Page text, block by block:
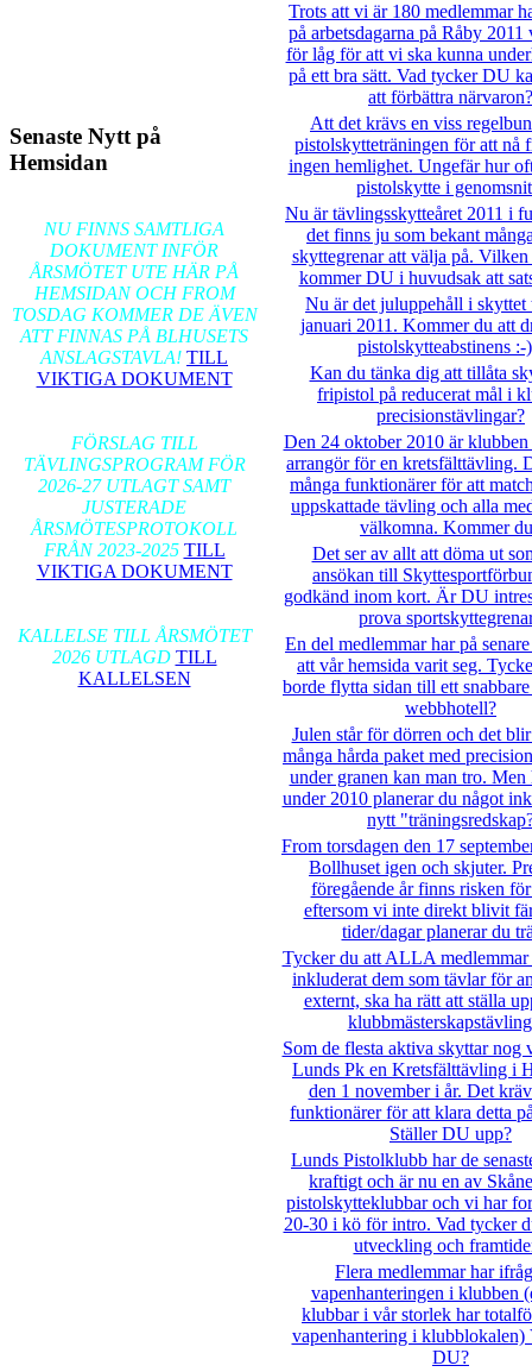
Senaste Nytt på
Hemsidan
NU FINNS SAMTLIGA
DOKUMENT INFÖR
ÅRSMÖTET UTE HÄR PÅ
HEMSIDAN OCH FROM
TOSDAG KOMMER DE ÄVEN
ATT FINNAS PÅ BLHUSETS
ANSLAGSTAVLA! TILL
VIKTIGA DOKUMENT
FÖRSLAG TILL
TÄVLINGSPROGRAM FÖR
2026-27 UTLAGT SAMT
JUSTERADE
ÅRSMÖTESPROTOKOLL
FRÅN 2023-2025 TILL
VIKTIGA DOKUMENT
KALLELSE TILL ÅRSMÖTET
2026 UTLAGD TILL
KALLELSEN
Trots att vi är 180 medlemmar
på arbetsdagarna på Råby 2011
för låg för att vi ska kunna
på ett bra sätt. Vad tycker DU
att förbättra närvaron?
Att det krävs en viss
pistolskytteträningen för att nå
ingen hemlighet. Ungefär hur
pistolskytte i
Nu är tävlingsskytteåret 2011 i
det finns ju som bekant
skyttegrenar att välja på. Vilken
kommer DU i huvudsak att
Nu är det juluppehåll i skyttet
januari 2011. Kommer du att
pistolskytteabstinens :-
Kan du tänka dig att tillåta
fripistol på reducerat mål i
precisionstävlingar?
Den 24 oktober 2010 är
arrangör för en kretsfälttävling.
många funktionärer för att
uppskattade tävling och alla
välkomna. Kommer
Det ser av allt att döma ut
ansökan till
godkänd inom kort. Är DU
prova
En del medlemmar har på
att vår hemsida varit seg.
borde flytta sidan till ett
webbhotell?
Julen står för dörren och det
många hårda paket med
under granen kan man tro.
under 2010 planerar du något
nytt
From torsdagen den 17
Bollhuset igen och skjuter.
föregående år finns risken
eftersom vi inte direkt blivit
tider/dagar planerar du
Tycker du att ALLA
inkluderat dem som tävlar för
externt, ska ha rätt att ställa
Som de flesta aktiva skyttar nog
Lunds Pk en Kretsfälttävling i
den 1 november i år. Det
funktionärer för att klara detta
Ställer DU upp?
Lunds Pistolklubb har de
kraftigt och är nu en av
pistolskytteklubbar och vi har
20-30 i kö för intro. Vad tycker
utveckling och
Flera medlemmar har
vapenhanteringen i klubben
klubbar i vår storlek har
vapenhantering i klubblokalen)
DU?